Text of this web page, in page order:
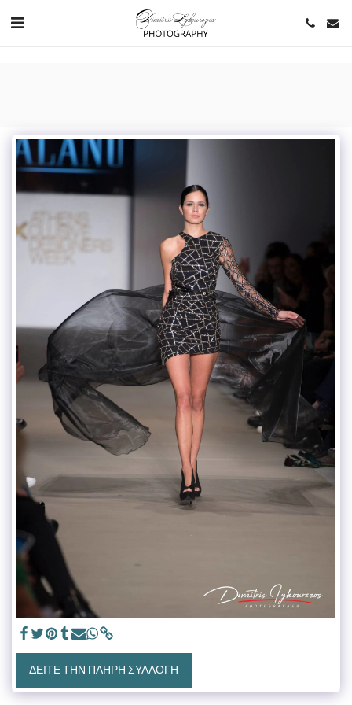
https://www.youtube.com/channel/UCNlqkSfR-Bi1SAAf6cDlUaQ
ΔΕΊΤΕ ΤΗΝ ΠΛΉΡΗ ΣΥΛΛΟΓΉ